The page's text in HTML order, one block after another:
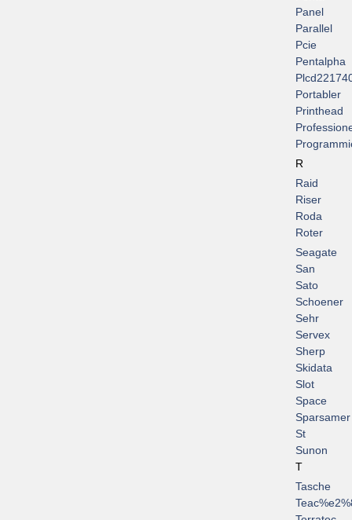
Panel
Parallel
Pcie
Pentalpha
Portabler
Printhead
R
Raid
Riser
Roda
Roter
Seagate
San
Sato
Schoener
Sehr
Servex
Sherp
Skidata
Slot
Space
Sparsamer
St
Sunon
T
Tasche